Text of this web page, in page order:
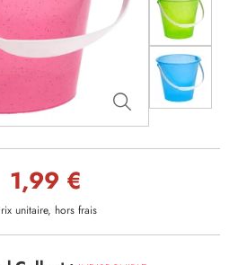
1,99 €
unitaire, hors frais